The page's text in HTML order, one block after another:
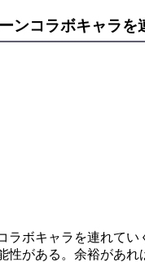
ンコラボキャラを
ラボキャラを連れてい
性がある。余裕があ